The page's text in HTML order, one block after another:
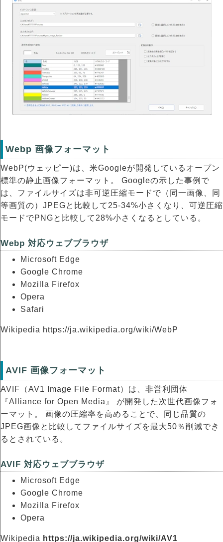
Webp 画像フォーマット
WebP(ウェッピー)は、米Googleが開発しているオープン
標準の静止画像フォーマット。 Googleの示した事例で
は、ファイルサイズは非可逆圧縮モードで（同一画像、同
等画質の）JPEGと比較して25-34%小さくなり、可逆圧縮
モードでPNGと比較して28%小さくなるとしている。
Webp 対応ウェブブラウザ
Microsoft Edge
Google Chrome
Mozilla Firefox
Opera
Safari
Wikipedia https://ja.wikipedia.org/wiki/WebP
AVIF 画像フォーマット
AVIF（AV1 Image File Format）は、非営利団体
『Alliance for Open Media』 が開発した次世代画像フォ
ーマット。 画像の圧縮率を高めることで、同じ品質の
JPEG画像と比較してファイルサイズを最大50％削減でき
るとされている。
AVIF 対応ウェブブラウザ
Microsoft Edge
Google Chrome
Mozilla Firefox
Opera
Wikipedia https://ja.wikipedia.org/wiki/AV1